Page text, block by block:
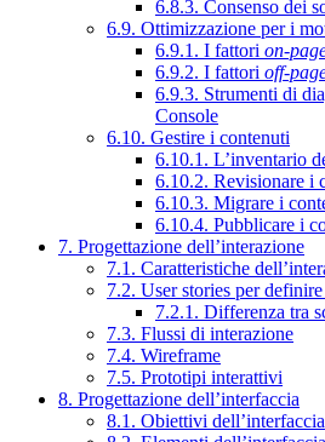
6.8.3. Consenso dei
6.9. Ottimizzazione per i
6.9.1. I fattori on-
6.9.2. I fattori off-
6.9.3. Strumenti di
Console
6.10. Gestire i contenuti
6.10.1. L’inventario
6.10.2. Revisionare i
6.10.3. Migrare i
6.10.4. Pubblicare i
7. Progettazione dell’interazione
7.1. Caratteristiche
7.2. User stories per
7.2.1. Differenza tra
7.3. Flussi di interazione
7.4. Wireframe
7.5. Prototipi interattivi
8. Progettazione dell’interfaccia
8.1. Obiettivi dell’interfaccia